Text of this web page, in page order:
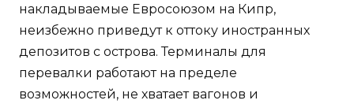
накладываемые Евросоюзом на Кипр,
неизбежно приведут к оттоку иностранных
депозитов с острова. Терминалы для
перевалки работают на пределе
возможностей, не хватает вагонов и